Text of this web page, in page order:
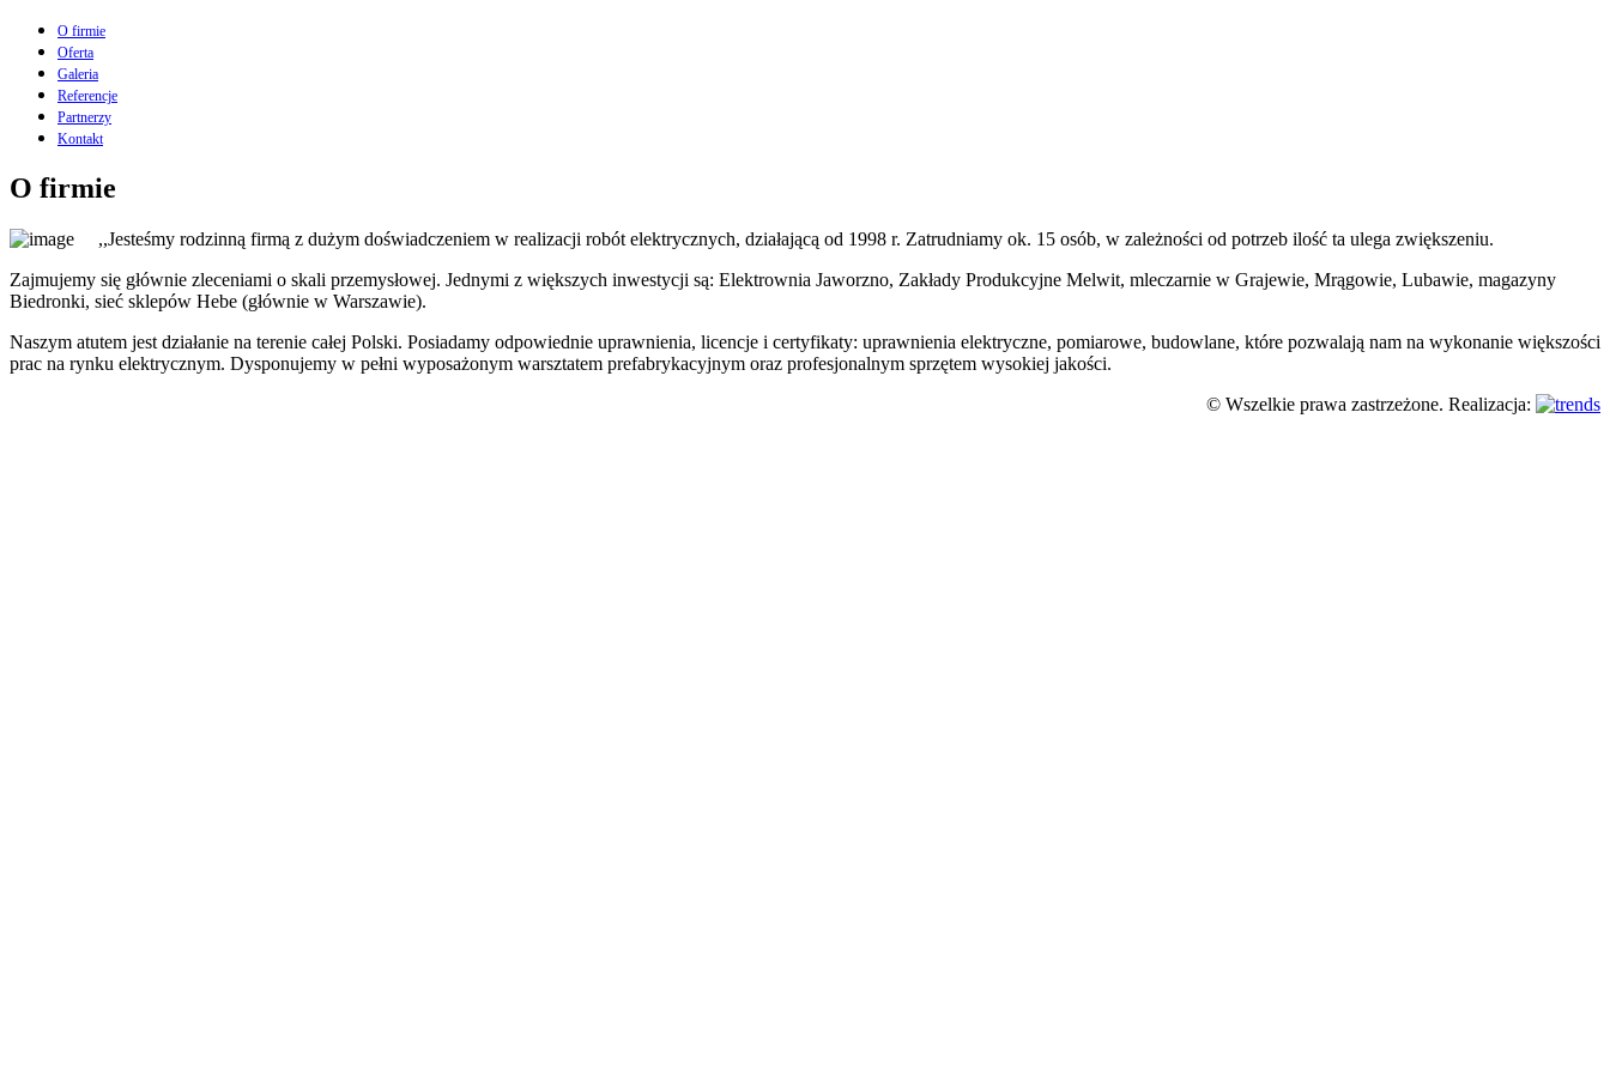
O firmie
Oferta
Galeria
Referencje
Partnerzy
Kontakt
O firmie
,,Jesteśmy rodzinną firmą z dużym doświadczeniem w realizacji robót elektrycznych, działającą od 1998 r. Zatrudniamy ok. 15 osób, w zależności od potrzeb ilość ta ulega zwiększeniu.
Zajmujemy się głównie zleceniami o skali przemysłowej. Jednymi z większych inwestycji są: Elektrownia Jaworzno, Zakłady Produkcyjne Melwit, mleczarnie w Grajewie, Mrągowie, Lubawie, magazyny
Biedronki, sieć sklepów Hebe (głównie w Warszawie).
Naszym atutem jest działanie na terenie całej Polski. Posiadamy odpowiednie uprawnienia, licencje i certyfikaty: uprawnienia elektryczne, pomiarowe, budowlane, które pozwalają nam na wykonanie większości
prac na rynku elektrycznym. Dysponujemy w pełni wyposażonym warsztatem prefabrykacyjnym oraz profesjonalnym sprzętem wysokiej jakości.
© Wszelkie prawa zastrzeżone. Realizacja: